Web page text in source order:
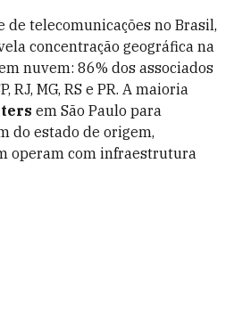
de telecomunicações no Brasil,
concentração geográfica na
nuvem: 86% dos associados
RJ, MG, RS e PR. A maioria
em São Paulo para
do estado de origem,
operam com infraestrutura